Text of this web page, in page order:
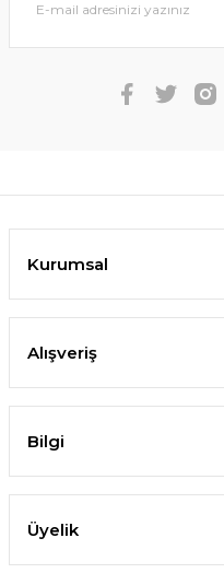
Kurumsal
Alışveriş
Bilgi
Üyelik